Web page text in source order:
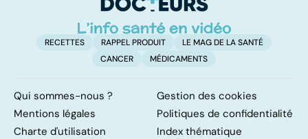
RECETTES RAPPEL PRODUIT
LE MAG DE LA SANTÉ
CANCER
MÉDICAMENTS
Qui sommes-nous ?
Gestion des cookies
Mentions légales
Politiques de confidentialité
Charte d'utilisation
Index thématique